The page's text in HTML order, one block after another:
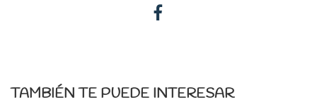
TAMBIÉN TE PUEDE INTERESAR